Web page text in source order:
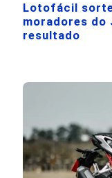
Lotofácil
moradores do
resultado